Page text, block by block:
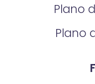
Plano
Plano